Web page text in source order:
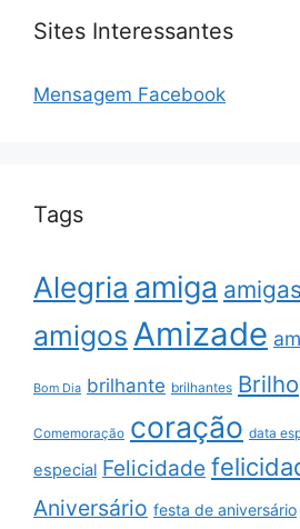
Sites Interessantes
Mensagem Facebook
Tags
Alegria amiga amigas
amigos Amizade
Bom Dia brilhante brilhantes Brilho
Comemoração coração data
especial Felicidade
Aniversário festa de aniversário